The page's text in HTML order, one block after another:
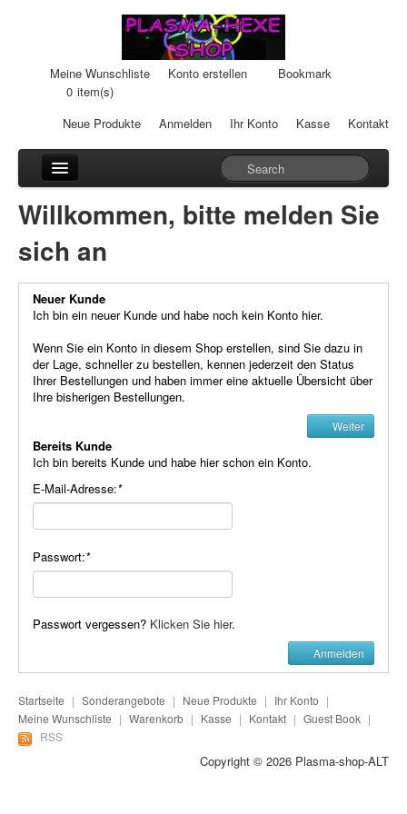
Meine Wunschliste Konto erstellen
Bookmark
0 item(s)
Neue Produkte
Anmelden Ihr Konto Kasse Kontakt
Duftsteine
Heilpads
Heilstifte
Plasma-Wasser
Seife
Stromeinheiten
Versandkosten
Zubehör
Willkommen, bitte melden Sie
sich an
Neuer Kunde
Ich bin ein neuer Kunde und habe noch kein Konto hier.
Wenn Sie ein Konto in diesem Shop erstellen, sind Sie dazu in
der Lage, schneller zu bestellen, kennen jederzeit den Status
Ihrer Bestellungen und haben immer eine aktuelle Übersicht über
Ihre bisherigen Bestellungen.
Weiter
Bereits Kunde
Ich bin bereits Kunde und habe hier schon ein Konto.
E-Mail-Adresse:*
Passwort:*
Passwort vergessen? Klicken Sie hier.
Anmelden
Startseite | Sonderangebote | Neue Produkte | Ihr Konto |
Meine Wunschliste | Warenkorb | Kasse | Kontakt | Guest Book |
RSS
Copyright © 2026 Plasma-shop-ALT